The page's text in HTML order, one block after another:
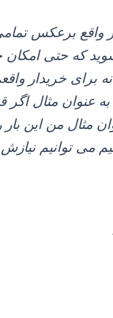
برعکس
که حتی امکان
برای خریدار
به عنوان مثال
توانیم نیازش